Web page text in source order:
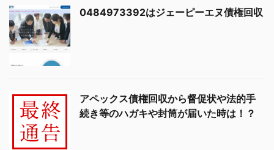
0484973392はジェーピーエヌ債権回収
アペックス債権回収から督促状や法的手
続き等のハガキや封筒が届いた時は！？